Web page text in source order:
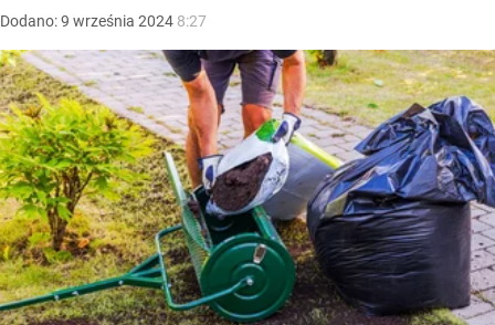
Dodano:9 września 2024 8:27